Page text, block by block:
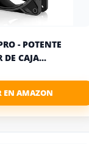
- POTENTE
DE CAJA...